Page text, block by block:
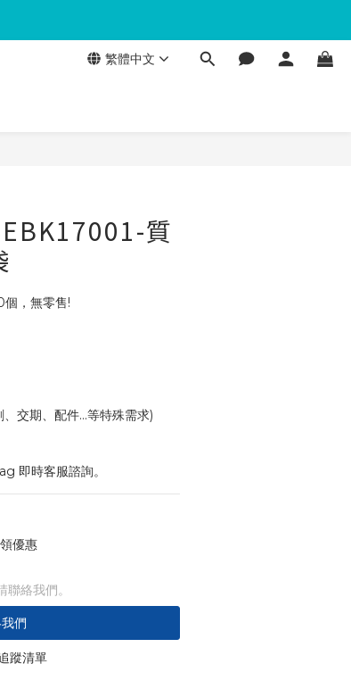
繁體中文
質
，無零售!
、交期、配件...等特殊需求)
即時客服諮詢。
優惠
絡我們。
們
蹤清單